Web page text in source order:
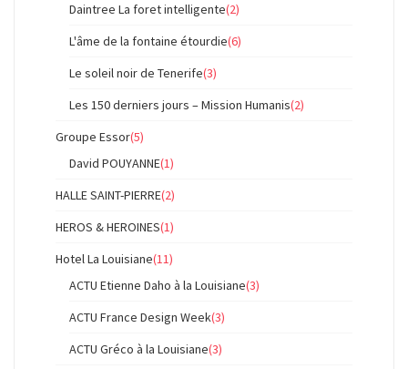
Daintree La foret intelligente(2)
L'âme de la fontaine étourdie(6)
Le soleil noir de Tenerife(3)
Les 150 derniers jours – Mission Humanis(2)
Groupe Essor(5)
David POUYANNE(1)
HALLE SAINT-PIERRE(2)
HEROS & HEROINES(1)
Hotel La Louisiane(11)
ACTU Etienne Daho à la Louisiane(3)
ACTU France Design Week(3)
ACTU Gréco à la Louisiane(3)